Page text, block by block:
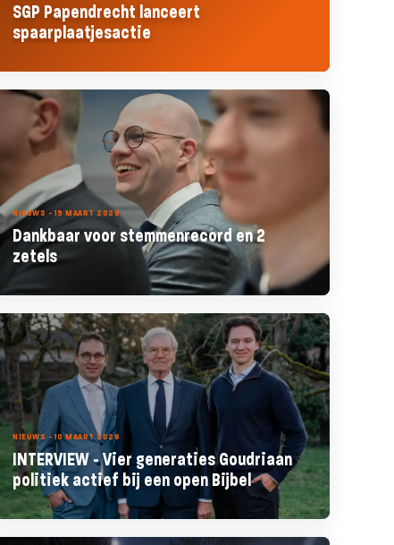
SGP Papendrecht lanceert
spaarplaatjesactie
NIEUWS - 19 MAART 2026
Dankbaar voor stemmenrecord en 2
zetels
NIEUWS - 10 MAART 2026
INTERVIEW - Vier generaties Goudriaan
politiek actief bij een open Bijbel